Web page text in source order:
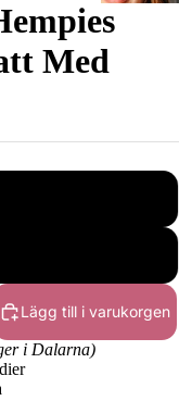
Bärsjalar
Med
Lägg till i varukorgen
i Dalarna)